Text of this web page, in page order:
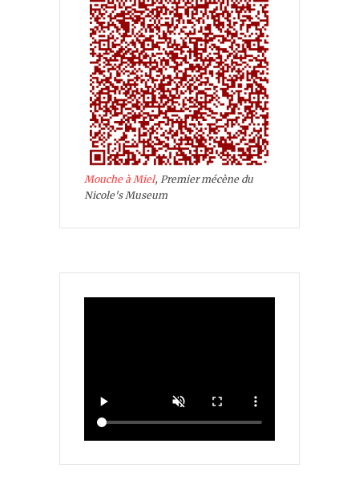
Mouche à Miel, Premier mécène du
Nicole's Museum